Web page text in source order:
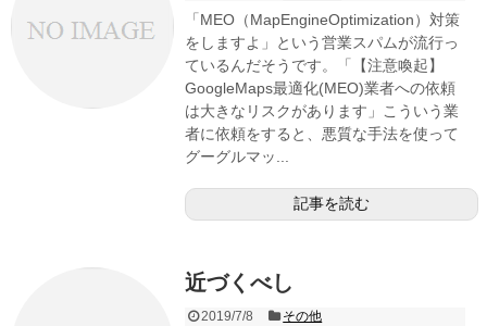
「MEO（MapEngineOptimization）対策
をしますよ」という営業スパムが流行っ
ているんだそうです。「【注意喚起】
GoogleMaps最適化(MEO)業者への依頼
は大きなリスクがあります」こういう業
者に依頼をすると、悪質な手法を使って
グーグルマッ...
記事を読む
近づくべし
2019/7/8 その他